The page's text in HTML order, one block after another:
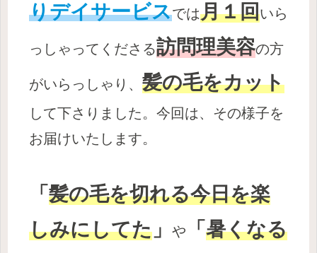
りデイサービスでは月１回いら
っしゃってくださる訪問理美容の方
がいらっしゃり、 髪の毛をカット
して下さりました。今回は、その様子を
お届けいたします。
「 髪の毛を切れる今日を楽
しみにしてた 」 や 「 暑くなる